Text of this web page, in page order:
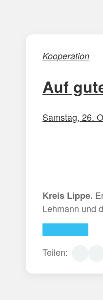
Kooperation
Auf
Samstag, 26.
Kreis Lippe.
Lehmann und
Teilen: